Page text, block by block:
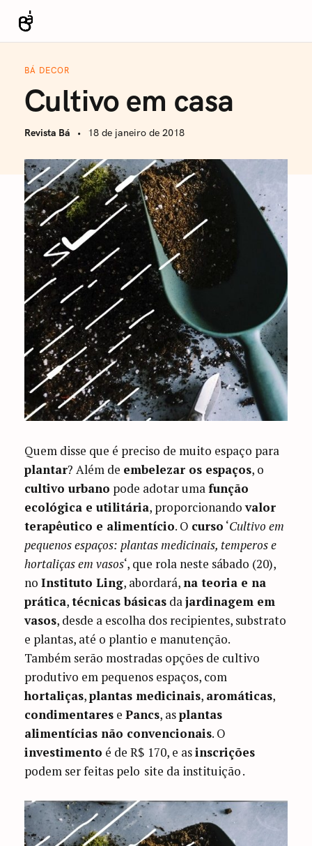
i
Revista Bá
BÁ DECOR
Cultivo em casa
Revista Bá 18 de janeiro de 2018
Quem disse que é preciso de muito espaço para
plantar? Além de embelezar os espaços, o
cultivo urbano pode adotar umafunção
ecológica e utilitária, proporcionandovalor
terapêutico e alimentício. O curso ‘Cultivo em
pequenos espaços: plantas medicinais, temperos e
hortaliças em vasos‘, que rola neste sábado (20),
noInstituto Ling, abordará,na teoria e na
prática,técnicas básicas dajardinagem em
vasos, desde a escolha dos recipientes, substrato
e plantas, até o plantio e manutenção.
Também serão mostradas opções de cultivo
produtivo em pequenos espaços, com
hortaliças,plantas medicinais, aromáticas,
condimentares ePancs, asplantas
alimentícias não convencionais. O
investimento é de R$ 170, e asinscrições
podem ser feitas pelo site da instituição.